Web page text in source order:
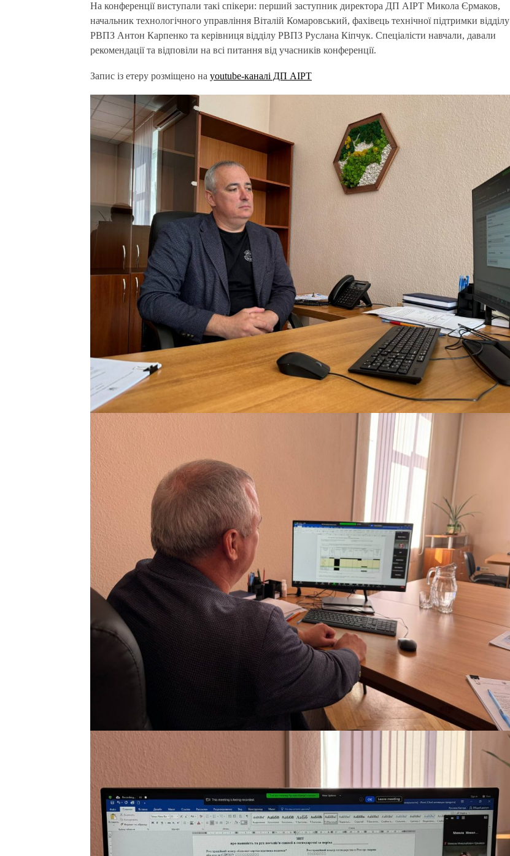
На конференції виступали такі спікери: перший заступник директора ДП АІРТ Микола Єрмаков,
начальник технологічного управління Віталій Комаровський, фахівець технічної підтримки відділу
РВПЗ Антон Карпенко та керівниця відділу РВПЗ Руслана Кіпчук. Спеціалісти навчали, давали
рекомендації та відповіли на всі питання від учасників конференції.
Запис із етеру розміщено на youtube-каналі ДП АІРТ